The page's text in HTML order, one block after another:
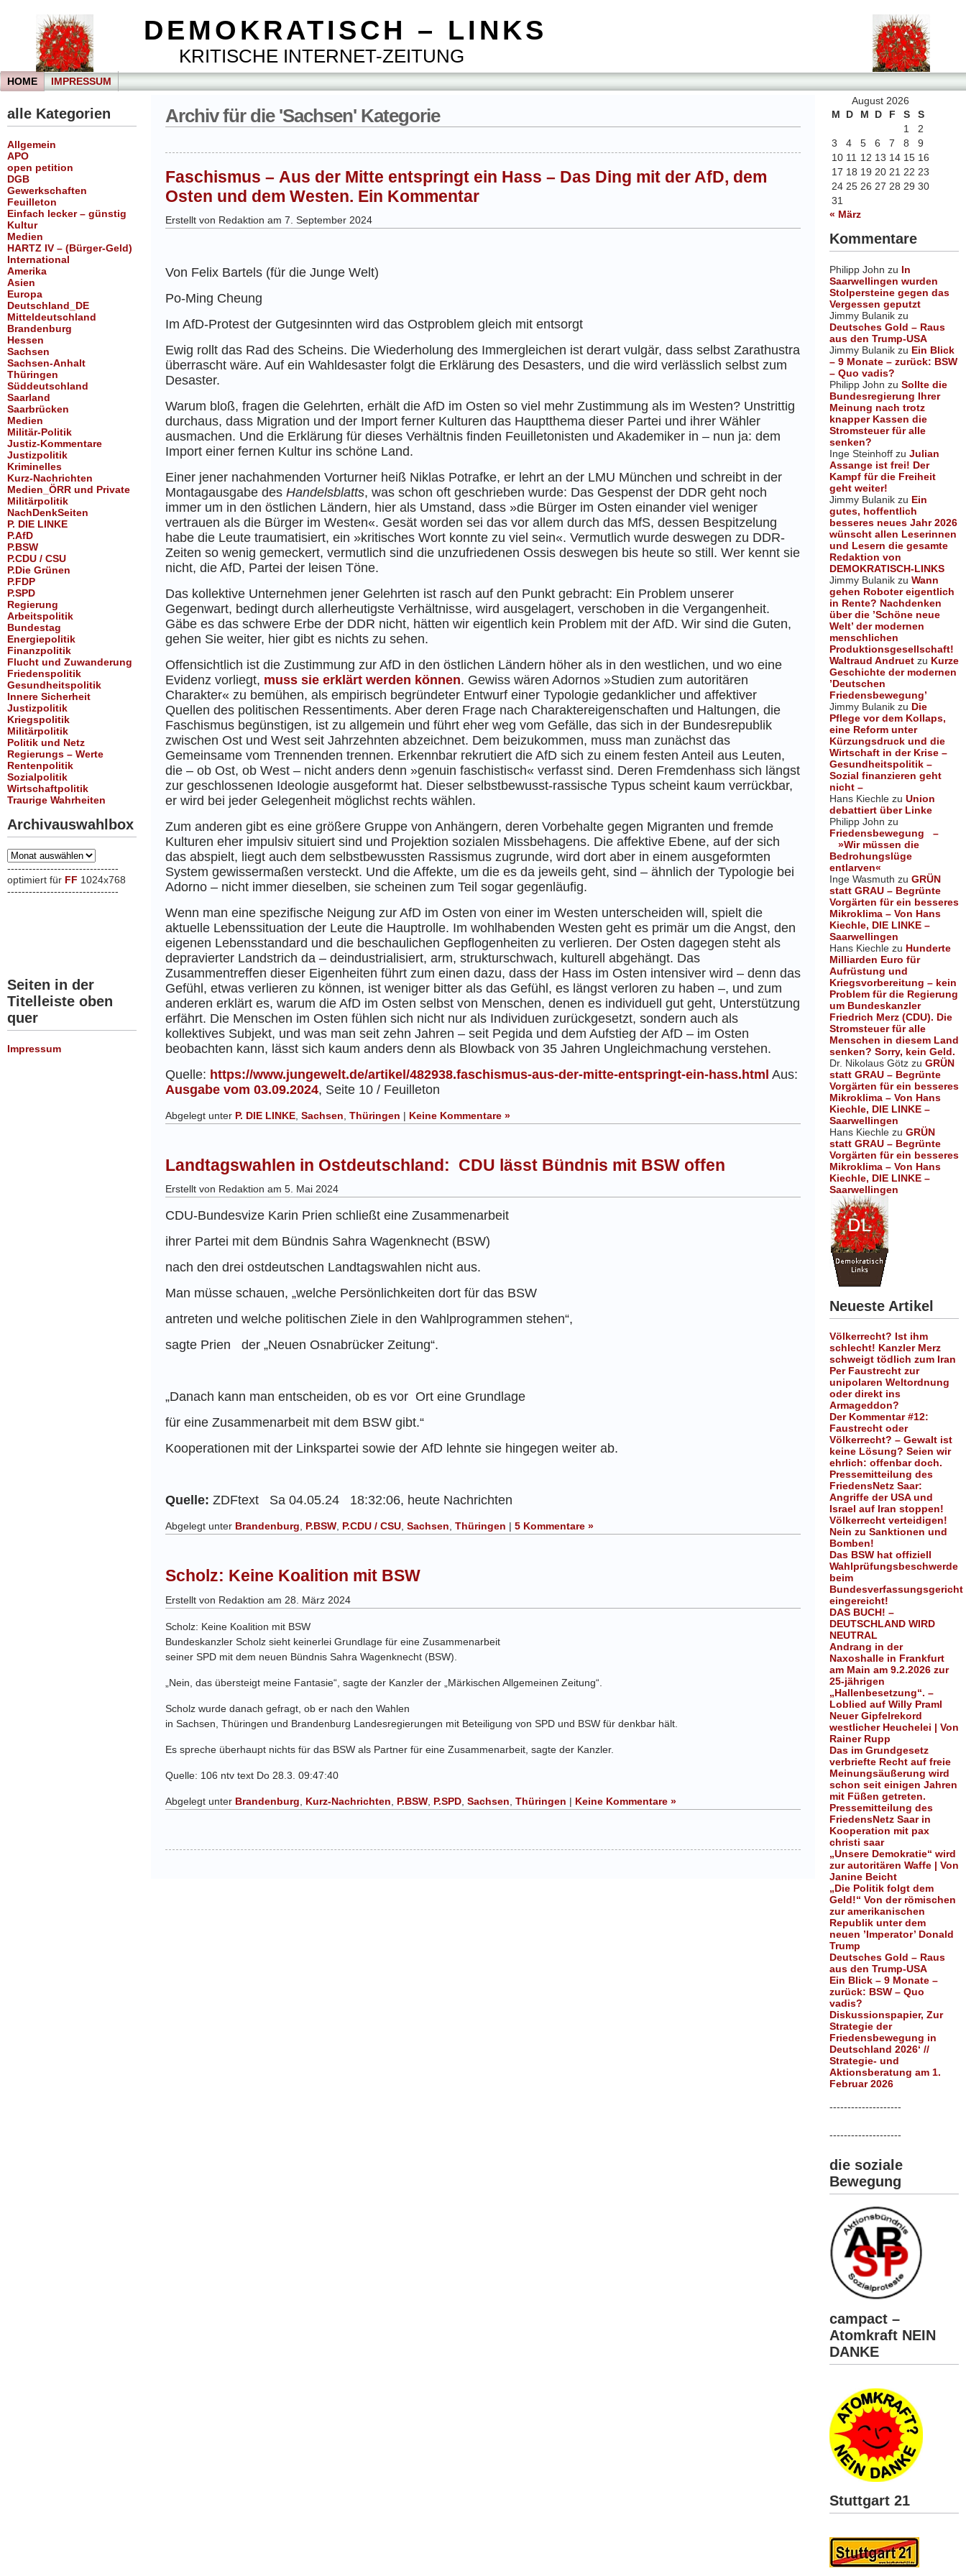
DEMOKRATISCH – LINKS
KRITISCHE INTERNET-ZEITUNG
HOME IMPRESSUM
alle Kategorien
Allgemein
APO
open petition
DGB
Gewerkschaften
Feuilleton
Einfach lecker – günstig
Kultur
Medien
HARTZ IV – (Bürger-Geld)
International
Amerika
Asien
Europa
Deutschland_DE
Mitteldeutschland
Brandenburg
Hessen
Sachsen
Sachsen-Anhalt
Thüringen
Süddeutschland
Saarland
Saarbrücken
Medien
Militär-Politik
Justiz-Kommentare
Justizpolitik
Kriminelles
Kurz-Nachrichten
Medien_ÖRR und Private
Militärpolitik
NachDenkSeiten
P. DIE LINKE
P.AfD
P.BSW
P.CDU / CSU
P.Die Grünen
P.FDP
P.SPD
Regierung
Arbeitspolitik
Bundestag
Energiepolitik
Finanzpolitik
Flucht und Zuwanderung
Friedenspolitik
Gesundheitspolitik
Innere Sicherheit
Justizpolitik
Kriegspolitik
Militärpolitik
Politik und Netz
Regierungs – Werte
Rentenpolitik
Sozialpolitik
Wirtschaftpolitik
Traurige Wahrheiten
Archivauswahlbox
Archivauswahlbox
-------------------------------
optimiert für FF 1024x768
-------------------------------
Seiten in der
Titelleiste oben
quer
Impressum
August 2026
M
D M D F S
S
1
2
3
4 5 6 7 8
9
10 11 12 13 14 15 16
17 18 19 20 21 22 23
24 25 26 27 28 29 30
31
« März
Kommentare
Philipp John zu In
Saarwellingen wurden
Stolpersteine gegen das
Vergessen geputzt
Jimmy Bulanik zu
Deutsches Gold – Raus
aus den Trump-USA
Jimmy Bulanik zu Ein Blick
– 9 Monate – zurück: BSW
– Quo vadis?
Philipp John zu Sollte die
Bundesregierung Ihrer
Meinung nach trotz
knapper Kassen die
Stromsteuer für alle
senken?
Inge Steinhoff zu Julian
Assange ist frei! Der
Kampf für die Freiheit
geht weiter!
Jimmy Bulanik zu Ein
gutes, hoffentlich
besseres neues Jahr 2026
wünscht allen Leserinnen
und Lesern die gesamte
Redaktion von
DEMOKRATISCH-LINKS
Jimmy Bulanik zu Wann
gehen Roboter eigentlich
in Rente? Nachdenken
über die ’Schöne neue
Welt’ der modernen
menschlichen
Produktionsgesellschaft!
Waltraud Andruet zu Kurze
Geschichte der modernen
’Deutschen
Friedensbewegung’
Jimmy Bulanik zu Die
Pflege vor dem Kollaps,
eine Reform unter
Kürzungsdruck und die
Wirtschaft in der Krise –
Gesundheitspolitik –
Sozial finanzieren geht
nicht –
Hans Kiechle zu Union
debattiert über Linke
Philipp John zu
Friedensbewegung –
»Wir müssen die
Bedrohungslüge
entlarven«
Inge Wasmuth zu GRÜN
statt GRAU – Begrünte
Vorgärten für ein besseres
Mikroklima – Von Hans
Kiechle, DIE LINKE –
Saarwellingen
Hans Kiechle zu Hunderte
Milliarden Euro für
Aufrüstung und
Kriegsvorbereitung – kein
Problem für die Regierung
um Bundeskanzler
Friedrich Merz (CDU). Die
Stromsteuer für alle
Menschen in diesem Land
senken? Sorry, kein Geld.
Dr. Nikolaus Götz zu GRÜN
statt GRAU – Begrünte
Vorgärten für ein besseres
Mikroklima – Von Hans
Kiechle, DIE LINKE –
Saarwellingen
Hans Kiechle zu GRÜN
statt GRAU – Begrünte
Vorgärten für ein besseres
Mikroklima – Von Hans
Kiechle, DIE LINKE –
Saarwellingen
Neueste Artikel
Völkerrecht? Ist ihm
schlecht! Kanzler Merz
schweigt tödlich zum Iran
Per Faustrecht zur
unipolaren Weltordnung
oder direkt ins
Armageddon?
Der Kommentar #12:
Faustrecht oder
Völkerrecht? – Gewalt ist
keine Lösung? Seien wir
ehrlich: offenbar doch.
Pressemitteilung des
FriedensNetz Saar:
Angriffe der USA und
Israel auf Iran stoppen!
Völkerrecht verteidigen!
Nein zu Sanktionen und
Bomben!
Das BSW hat offiziell
Wahlprüfungsbeschwerde
beim
Bundesverfassungsgericht
eingereicht!
DAS BUCH! –
DEUTSCHLAND WIRD
NEUTRAL
Andrang in der
Naxoshalle in Frankfurt
am Main am 9.2.2026 zur
25-jährigen
„Hallenbesetzung“. –
Loblied auf Willy Praml
Neuer Gipfelrekord
westlicher Heuchelei | Von
Rainer Rupp
Das im Grundgesetz
verbriefte Recht auf freie
Meinungsäußerung wird
schon seit einigen Jahren
mit Füßen getreten.
Pressemitteilung des
FriedensNetz Saar in
Kooperation mit pax
christi saar
„Unsere Demokratie“ wird
zur autoritären Waffe | Von
Janine Beicht
„Die Politik folgt dem
Geld!“ Von der römischen
zur amerikanischen
Republik unter dem
neuen ’Imperator’ Donald
Trump
Deutsches Gold – Raus
aus den Trump-USA
Ein Blick – 9 Monate –
zurück: BSW – Quo
vadis?
Diskussionspapier, Zur
Strategie der
Friedensbewegung in
Deutschland 2026‘ //
Strategie- und
Aktionsberatung am 1.
Februar 2026
--------------------
--------------------
die soziale
Bewegung
campact –
Atomkraft NEIN
DANKE
Stuttgart 21
Archiv für die 'Sachsen' Kategorie
Faschismus – Aus der Mitte entspringt ein Hass – Das Ding mit der AfD, dem
Osten und dem Westen. Ein Kommentar
Erstellt von Redaktion am 7. September 2024
Von Felix Bartels (für die Junge Welt)
Po-Ming Cheung
Im AfD-Protest der Gutgesinnten wird das Ostproblem gleich mit entsorgt
Ewig rollt das Rad des Scheins. Die Wiederholung des Immergleichen ist derart vulgär, dass selbst Zarathustra
überrascht wäre. Auf ein Wahldesaster folgt die Erklärung des Desasters, und die wird verlässlich selbst zum
Desaster.
Warum bloß, fragen die Gelehrten, erhält die AfD im Osten so viel mehr Zustimmung als im Westen? Unstrittig
durchaus, dass Migration und der Import ferner Kulturen das Haupt­thema dieser Partei und ihrer Wähler
ausmachen. Und die Erklärung für dieses Verhältnis finden Feuilletonisten und Akademiker in – nun ja: dem
Import einer fernen Kultur ins schöne Land.
Einer jener nachahmenden Vorturner heiß Niklas Potrafke, er lehrt an der LMU München und schreibt in der
Montagausgabe des Handelsblatts, was schon oft geschrieben wurde: Das Gespenst der DDR geht noch
immer um in den östlichen Ländern, hier als Umstand, dass »die Bürger im Osten einander viel weniger
vertrauen als die Bürger im Westen«. Gesät worden sei das vor allem durch das MfS, dessen Bespitzelung
habe die Leute traumatisiert, ein »kritisches Wort konnte zu viel sein«. Vermutlich wurde deswegen zu DDR-
Zeiten so wenig gemeckert, vermutlich sind die unzufriedenen Ossis deswegen bis heute so still. Wer kennt sie
nicht, die AfD, Partei der leisen Töne.
Das kollektive Unternehmen jener Gelehrten ist rasch auf den Punkt gebracht: Ein Problem unserer
Gegenwart, bedingt durch allerheutigste Verhältnisse, wird ausgelagert, verschoben in die Vergangenheit.
Gäbe es das schwere Erbe der DDR nicht, hätten wir eigentlich kein Problem mit der AfD. Wir sind die Guten,
gehen Sie weiter, hier gibt es nichts zu sehen.
Offensichtlich ist die Zustimmung zur AfD in den östlichen Ländern höher als in den westlichen, und wo eine
Evidenz vorliegt, muss sie erklärt werden können. Gewiss wären Adornos »Studien zum autoritären
Charakter« zu bemühen, als empirisch begründeter Entwurf einer Typologie gedanklicher und affektiver
Quellen des politischen Ressentiments. Aber deren Frage nach Charaktereigenschaften und Haltungen, die
Faschismus begünstigen, ist zu allgemein und führt eher weg vom Gefälle, das sich in der Bundes­republik
zwischen Ost und West seit Jahrzehnten abzeichnet. Dem beizukommen, muss man zunächst das
Gemeinsame vom Trennenden trennen. Erkennbar rekrutiert die AfD sich zu einem festen Anteil aus Leuten,
die – ob Ost, ob West – nicht anders denn »genuin faschistisch« verfasst sind. Deren Fremdenhass sich längst
zur geschlossenen Ideologie ausgeformt hat. Dieser selbstbewusst-rassische Typus scheint kaum verrückbar,
er wird bei jeder Gelegenheit möglichst rechts wählen.
Zum anderen gibt es eine größere Gruppe von Anhängern, deren Vorbehalte gegen Migranten und fremde
Kulturen eher impulsiv situiert sind und Projektion sozialen Missbehagens. Die affektive Ebene, auf der sich
das abspielt, liegt auch dem selbstbewussten Rassismus zugrunde, wird dort aber in einem ausgeformten
System gewissermaßen versteckt. Und die Affekte, um die es da jeweils geht, sind – ähnlich der Typologie bei
Adorno – nicht immer dieselben, sie scheinen zum Teil sogar gegenläufig.
Wenn man eine spezifische Neigung zur AfD im Osten von einer im Westen unterscheiden will, spielt die
aktuelle Lebenssituation der Leute die Hauptrolle. Im wohlhabenden Westen geht es primär um die Angst, den
eigenen Lebensstandard und die beschaulichen Gepflogenheiten zu verlieren. Der Osten dagegen steht als
depravierter Landstrich da – deindustrialisiert, arm, strukturschwach, kulturell abgehängt. Das
Zusammentreffen dieser Eigenheiten führt zum einen dazu, dass der Hass im Osten intensiver wird – denn das
Gefühl, etwas verlieren zu können, ist weniger bitter als das Gefühl, es längst verloren zu haben –, und zum
anderen erklärt es, warum die AfD im Osten selbst von Menschen, denen es individuell gut geht, Unterstützung
erfährt. Die Menschen im Osten fühlen sich nicht nur als Individuen zurückgesetzt, sondern auch als
kollektives Subjekt, und was man seit zehn Jahren – seit Pegida und dem Aufstieg der AfD – im Osten
beobachten kann, lässt sich kaum anders denn als Blowback von 35 Jahren Ungleichmachung verstehen.
Quelle: https://www.jungewelt.de/artikel/482938.faschismus-aus-der-mitte-entspringt-ein-hass.html Aus:
Ausgabe vom 03.09.2024, Seite 10 / Feuilleton
Abgelegt unter P. DIE LINKE Sachsen Thüringen | Keine Kommentare »
Landtagswahlen in Ostdeutschland: CDU lässt Bündnis mit BSW offen
Erstellt von Redaktion am 5. Mai 2024
CDU-Bundesvize Karin Prien schließt eine Zusammenarbeit
ihrer Partei mit dem Bündnis Sahra Wagenknecht (BSW)
nach den drei ostdeutschen Landtagswahlen nicht aus.
Man müsse schauen, „welche Persönlichkeiten dort für das BSW
antreten und welche politischen Ziele in den Wahlprogrammen stehen“,
sagte Prien der „Neuen Osnabrücker Zeitung“.
„Danach kann man entscheiden, ob es vor Ort eine Grundlage
für eine Zusammenarbeit mit dem BSW gibt.“
Kooperationen mit der Linkspartei sowie der AfD lehnte sie hingegen weiter ab.
Quelle: ZDFtext Sa 04.05.24 18:32:06, heute Nachrichten
Abgelegt unter Brandenburg, P.BSW, P.CDU / CSU, Sachsen, Thüringen | 5 Kommentare »
Scholz: Keine Koalition mit BSW
Erstellt von Redaktion am 28. März 2024
Scholz: Keine Koalition mit BSW
Bundeskanzler Scholz sieht keinerlei Grundlage für eine Zusammenarbeit
seiner SPD mit dem neuen Bündnis Sahra Wagenknecht (BSW).
„Nein, das übersteigt meine Fantasie“, sagte der Kanzler der „Märkischen Allgemeinen Zeitung“.
Scholz wurde danach gefragt, ob er nach den Wahlen
in Sachsen, Thüringen und Brandenburg Landesregierungen mit Beteiligung von SPD und BSW für denkbar hält.
Es spreche überhaupt nichts für das BSW als Partner für eine Zusammenarbeit, sagte der Kanzler.
Quelle: 106 ntv text Do 28.3. 09:47:40
Abgelegt unter Brandenburg Kurz-Nachrichten P.BSW P.SPD Sachsen Thüringen | Keine Kommentare »